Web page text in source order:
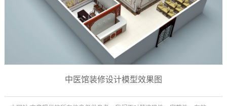
中医馆装修设计模型效果图